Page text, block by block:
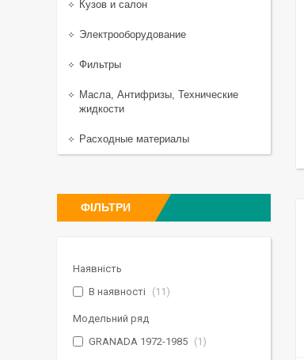
Кузов и салон
Электрооборудование
Фильтры
Масла, Антифризы, Технические
жидкости
Расходные материалы
ФІЛЬТРИ
Наявність
В наявності
11
Модельний ряд
GRANADA 1972-1985
1